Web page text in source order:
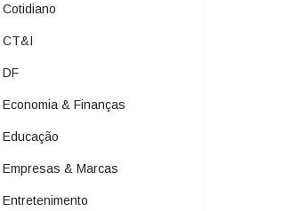
Cotidiano
CT&I
DF
Economia & Finanças
Educação
Empresas & Marcas
Entretenimento